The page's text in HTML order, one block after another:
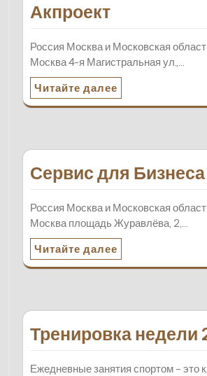
Акпроект
Россия Москва и Московская
Москва 4-я Магистральная ул.,…
Читайте далее
Сервис для Бизнеса
Россия Москва и Московская
Москва площадь Журавлёва, 2,…
Читайте далее
Тренировка недели
Ежедневные занятия спортом – это